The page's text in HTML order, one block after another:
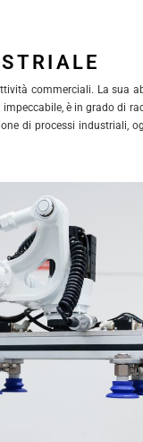
commerciali. La sua
è in grado di
di processi industriali,